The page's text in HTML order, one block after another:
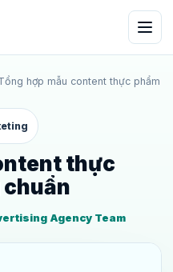
hợp mẫu content thực phẩm
thực
chuẩn
Agency Team